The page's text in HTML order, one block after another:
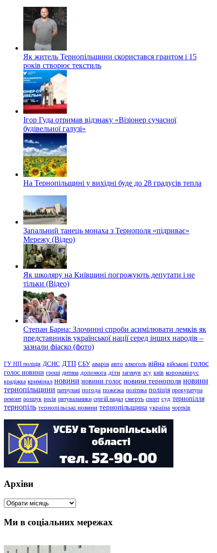
Як житель Тернопільщини скористався грантом і 15
років створює текстиль
Ігор Гуда отримав відзнаку «Візіонер сучасної
будівельної галузі»
На Тернопільщині у вихідні буде до 28 градусів тепла
Запальний танець монаха з Тернополя «підриває»
Мережу (Відео)
Як школяру на Київщині погрожують депутати і не
тільки (Відео)
Степан Барна: Злочинні спроби асимілювати лемків як
представників української нації серед інших народів –
зазнали фіаско (фото)
ГУ НП поліція ДСНС ДТП СБУ аварія авто алкоголь війна військові голос
голос новини гроші дитина допомога діти загинув зсу київ коронавірус
крадіжка кримінал новини новини голос новини тернополя новини
тернопільщини патрульні погода пожежа політика поліція прокуратура
ремонт розшук росія рятувальники сергій надал смерть спорт суд тернопілля
тернопіль тернопільські новини тернопільщина україна чортків
Архіви
Архіви
Ми в соціальних мережах